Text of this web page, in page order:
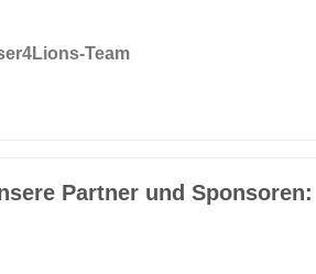
Team
Partner und Sponsoren: